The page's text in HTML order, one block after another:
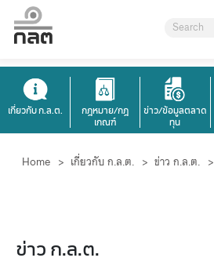
เกี่ยวกับ ก.ล.ต.
กฎหมาย/กฎ
เกณฑ์
ข่าว/ข้อมูลตลาด
ทุน
Home > เกี่ยวกับ ก.ล.ต. > ข่าว ก.ล.ต. >
ข่าว ก.ล.ต.